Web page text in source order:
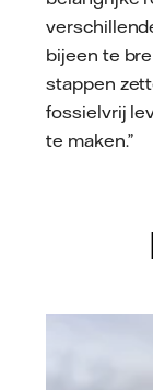
bijeen te
stappen
fossielvrij
te maken.”